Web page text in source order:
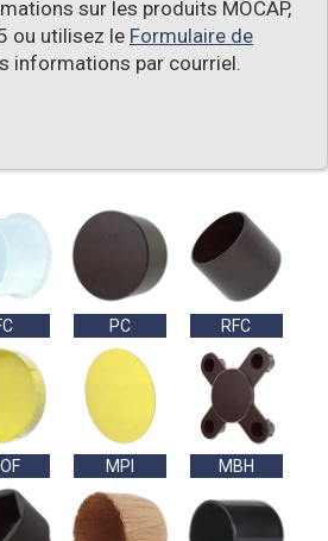
sur les produits MOCAP,
ou utilisez le Formulaire de
informations par courriel.
PC RFC
MPI MBH